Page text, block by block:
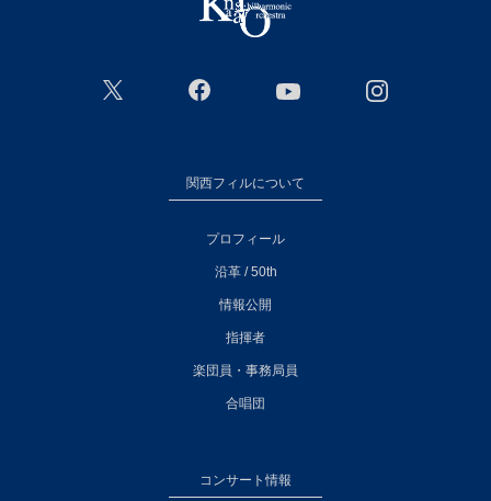
関西フィルについて
プロフィール
沿革 / 50th
情報公開
指揮者
楽団員・事務局員
合唱団
コンサート情報